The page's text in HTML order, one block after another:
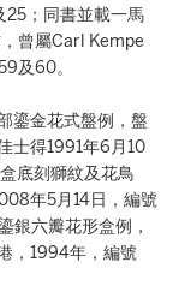
；同書並載一馬
曾屬Carl Kempe
及60。
鎏金花式盤例，盤
士得1991年6月10
底刻獅紋及花鳥
年5月14日，編號
銀六瓣花形盒例，
，1994年，編號